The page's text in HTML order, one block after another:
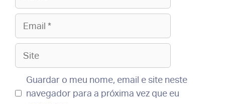
Guardar o meu nome, email e site neste
navegador para a próxima vez que eu